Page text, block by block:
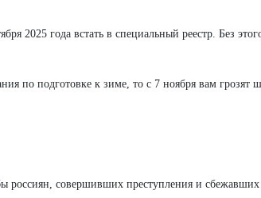
2025 года встать в специальный реестр. Без
по подготовке к зиме, то с 7 ноября вам грозят
россиян, совершивших преступления и